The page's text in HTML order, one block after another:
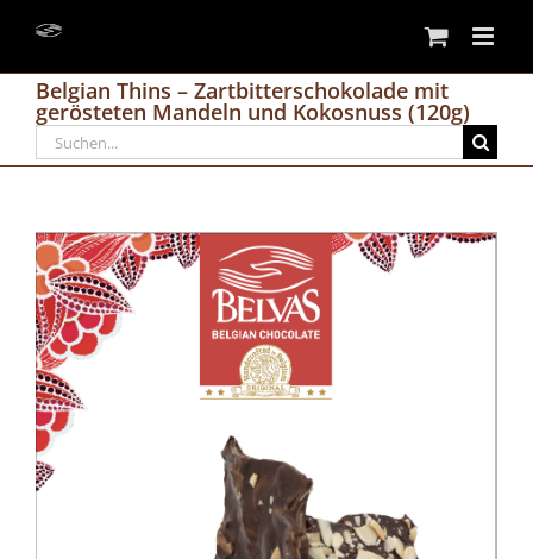
Belgian Thins – Zartbitterschokolade mit
gerösteten Mandeln und Kokosnuss (120g)
Search
for: